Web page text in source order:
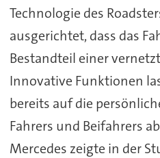
Technologie des
ausgerichtet, dass das
Bestandteil einer
Innovative Funktionen
bereits auf die
Fahrers und Beifahrers
Mercedes zeigte in der